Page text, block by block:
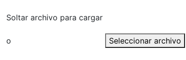
Soltar archivo para cargar
o
Seleccionar archivo